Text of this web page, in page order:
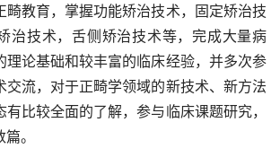
畸教育，掌握功能矫治技术，固定矫治技
治技术，舌侧矫治技术等，完成大量病
理论基础和较丰富的临床经验，并多次参
交流，对于正畸学领域的新技术、新方法
比较全面的了解，参与临床课题研究，
。